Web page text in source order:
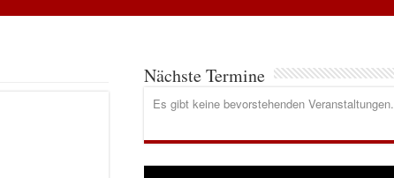
Nächste Termine
Es gibt keine bevorstehenden Veranstaltungen.